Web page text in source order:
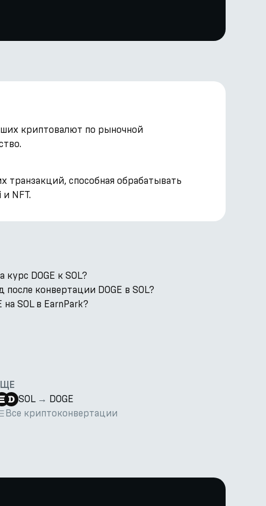
криптовалют по рыночной
транзакций, способная обрабатывать
NFT.
DOGE к SOL?
конвертации DOGE в SOL?
SOL в EarnPark?
SOL → DOGE
Все криптоконвертации